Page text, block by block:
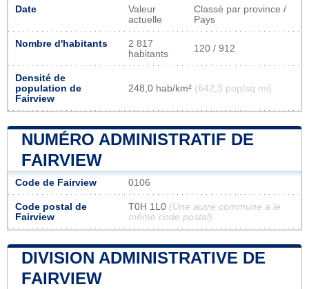
Date
Valeur
actuelle
Classé par province /
Pays
Nombre d'habitants
2 817
habitants
120 / 912
Densité de
population de
Fairview
248,0 hab/km² (642,3 pop/sq mi)
NUMÉRO ADMINISTRATIF DE
FAIRVIEW
Code de Fairview 0106
Code postal de
Fairview
T0H 1L0 (Une autre commune a le
même code postal)
DIVISION ADMINISTRATIVE DE
FAIRVIEW